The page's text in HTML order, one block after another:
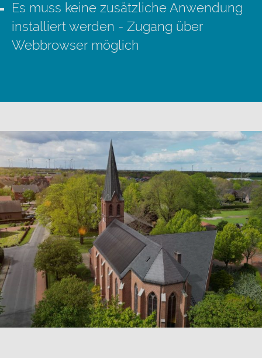
Es muss keine zusätzliche Anwendung
installiert werden - Zugang über
Webbrowser möglich